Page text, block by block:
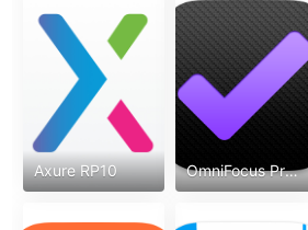
Axure RP10 OmniFocus Pro(任务待办)